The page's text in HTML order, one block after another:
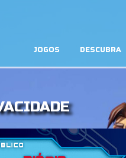
JOGOS DESCUBRA